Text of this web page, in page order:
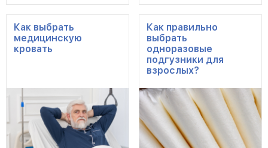
Как выбрать
медицинскую
кровать
Как правильно
выбрать
одноразовые
подгузники для
взрослых?